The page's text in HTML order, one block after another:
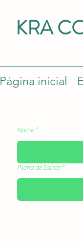
KRA
Página inicial
Nome
Plano de Saúde